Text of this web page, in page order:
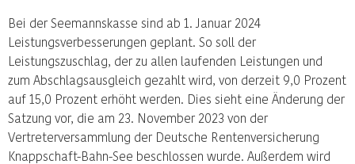
Bei der Seemannskasse sind ab 1. Januar 2024
Leistungsverbesserungen geplant. So soll der
Leistungszuschlag, der zu allen laufenden Leistungen und
zum Abschlagsausgleich gezahlt wird, von derzeit 9,0 Prozent
auf 15,0 Prozent erhöht werden. Dies sieht eine Änderung der
Satzung vor, die am 23. November 2023 von der
Vertreterversammlung der Deutsche Rentenversicherung
Knappschaft-Bahn-See beschlossen wurde. Außerdem wird